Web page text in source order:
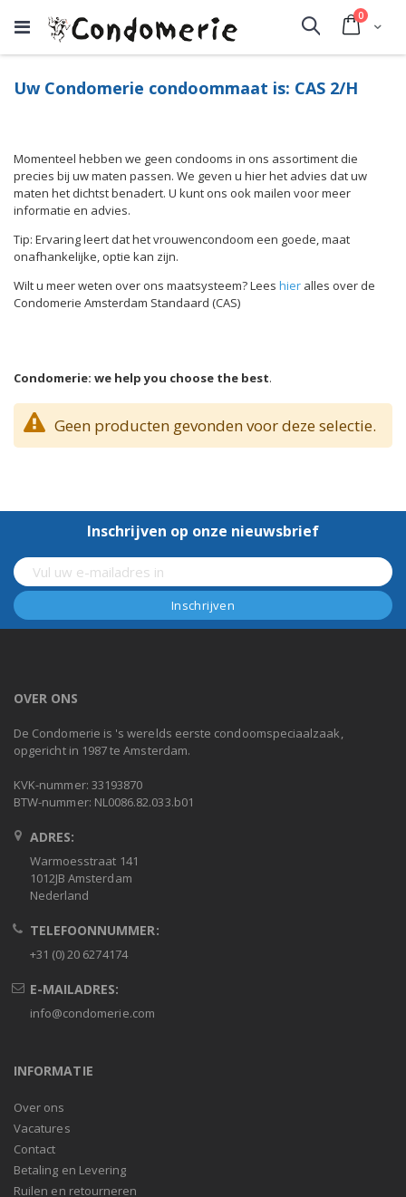
Cart
0
Search
Uw Condomerie condoommaat is: CAS 2/H
Momenteel hebben we geen condooms in ons assortiment die
precies bij uw maten passen. We geven u hier het advies dat uw
maten het dichtst benadert. U kunt ons ook mailen voor meer
informatie en advies.
Tip: Ervaring leert dat het vrouwencondoom een goede, maat
onafhankelijke, optie kan zijn.
Wilt u meer weten over ons maatsysteem? Lees hier alles over de
Condomerie Amsterdam Standaard (CAS)
Condomerie: we help you choose the best.
Geen producten gevonden voor deze selectie.
Inschrijven op onze nieuwsbrief
OVER ONS
De Condomerie is 's werelds eerste condoomspeciaalzaak,
opgericht in 1987 te Amsterdam.
KVK-nummer: 33193870
BTW-nummer: NL0086.82.033.b01
ADRES:
Warmoesstraat 141
1012JB Amsterdam
Nederland
TELEFOONNUMMER:
+31 (0) 20 6274174
E-MAILADRES:
info@condomerie.com
INFORMATIE
Over ons
Vacatures
Contact
Betaling en Levering
Ruilen en retourneren